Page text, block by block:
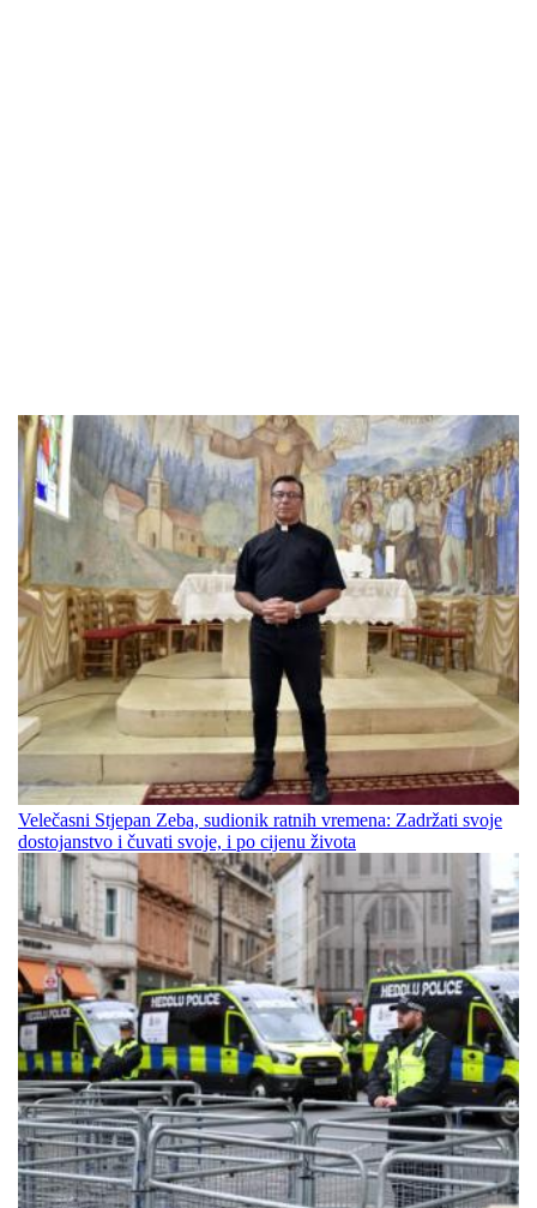
Velečasni Stjepan Zeba, sudionik ratnih vremena: Zadržati svoje
dostojanstvo i čuvati svoje, i po cijenu života